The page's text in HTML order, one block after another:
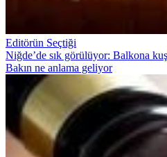
Editörün Seçtiği
Niğde’de sık görülüyor: Balkona
Bakın ne anlama geliyor